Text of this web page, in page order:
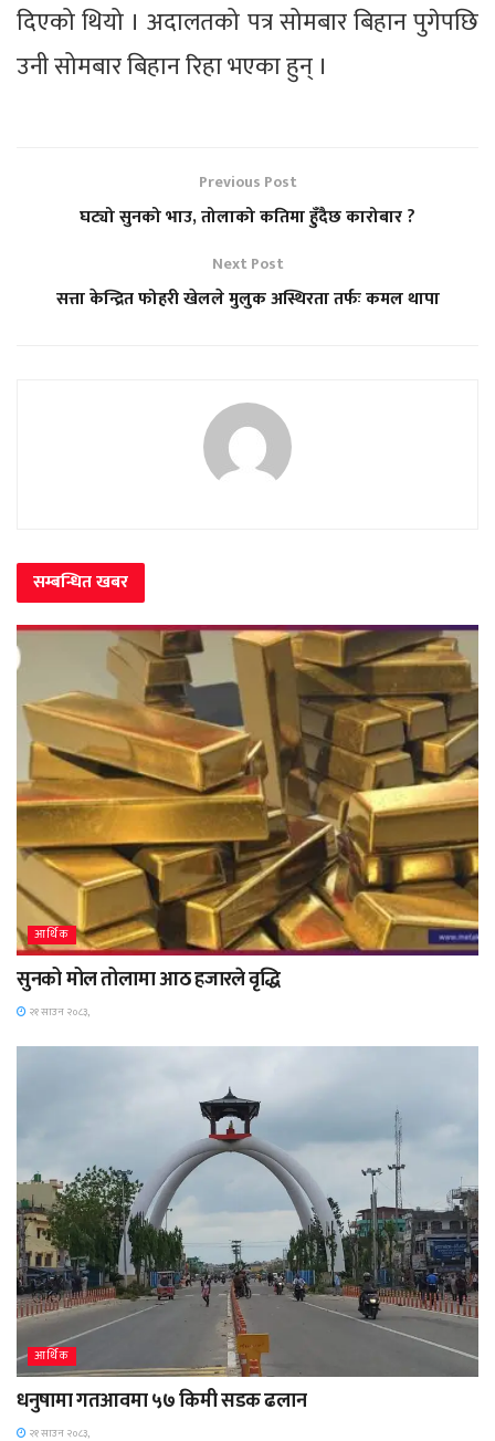
दिएको थियो । अदालतको पत्र सोमबार बिहान पुगेपछि
उनी सोमबार बिहान रिहा भएका हुन् ।
Previous Post
घट्यो सुनको भाउ, तोलाको कतिमा हुँदैछ कारोबार ?
Next Post
सत्ता केन्द्रित फोहरी खेलले मुलुक अस्थिरता तर्फः कमल थापा
सम्बन्धितखबर
आर्थिक
सुनको मोल तोलामा आठ हजारले वृद्धि
२१ साउन २०८३,
आर्थिक
धनुषामा गतआवमा ५७ किमी सडक ढलान
२१ साउन २०८३,